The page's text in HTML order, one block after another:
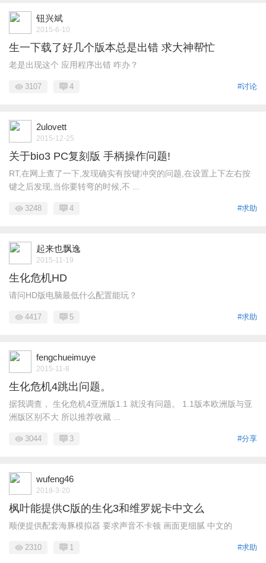
钮兴斌
2015-6-10
生一下载了好几个版本总是出错 求大神帮忙
老是出现这个 应用程序出错 咋办？
#讨论
3107 4
2ulovett
2015-12-25
关于bio3 PC复刻版 手柄操作问题!
RT,在网上查了一下,发现确实有按键冲突的问题,在设置上下左右按
键之后发现,当你要转弯的时候,不 ...
#求助
3248 4
起来也飘逸
2015-11-19
生化危机HD
请问HD版电脑最低什么配置能玩？
#求助
4417 5
fengchueimuye
2015-11-8
生化危机4跳出问题。
据我调查， 生化危机4亚洲版1.1 就没有问题。 1.1版本欧洲版与亚
洲版区别不大 所以推荐收藏 ...
#分享
3044 3
wufeng46
2018-3-20
枫叶能提供C版的生化3和维罗妮卡中文么
顺便提供配套海豚模拟器 要求声音不卡顿 画面更细腻 中文的
#求助
2310 1